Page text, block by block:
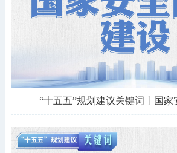
“十五五”规划建议关键词丨国家